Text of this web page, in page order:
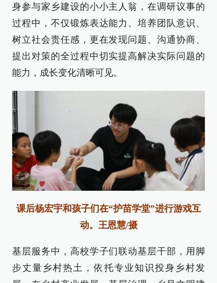
身参与家乡建设的小小主人翁，在调研议事的
过程中，不仅锻炼表达能力、培养团队意识、
树立社会责任感，更在发现问题、沟通协商、
提出对策的全过程中切实提高解决实际问题的
能力，成长变化清晰可见。
课后杨宏宇和孩子们在“护苗学堂”进行游戏互
动。王恩慧/摄
基层服务中，高校学子们联动基层干部，用脚
步丈量乡村热土，依托专业知识投身乡村发